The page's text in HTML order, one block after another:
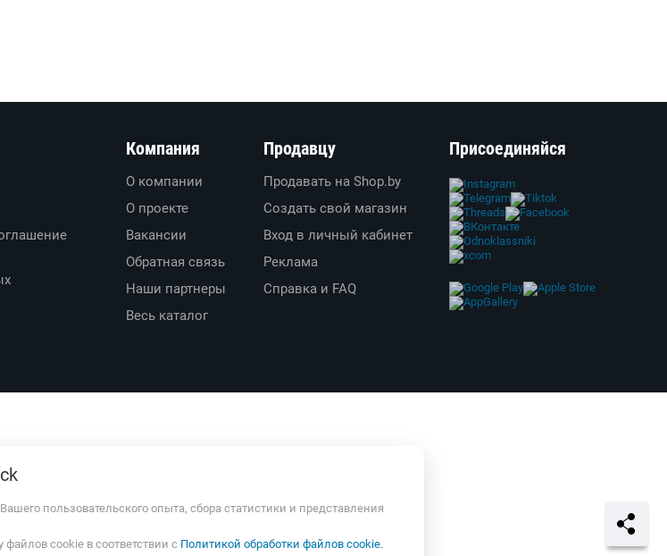
Компания
О компании
О проекте
Вакансии
Обратная связь
Наши партнеры
Весь каталог
Продавцу
Продавать на Shop.by
Создать свой магазин
Вход в личный кабинет
Реклама
Справка и FAQ
Присоединяйся
пользовательского опыта, сбора статистики и представления
cookie в соответствии с Политикой обработки файлов cookie.